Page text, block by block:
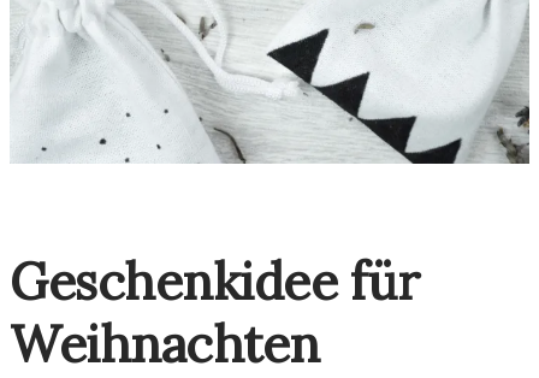
Geschenkidee für
Weihnachten